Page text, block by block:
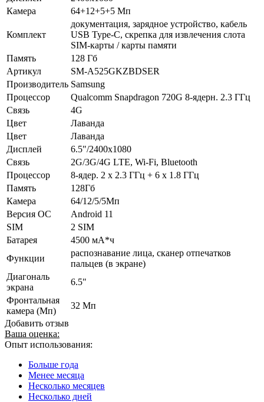
Камера
64+12+5+5 Мп
Комплект
документация, зарядное устройство, кабель
USB Type-C, скрепка для извлечения слота
SIM-карты / карты памяти
Память
128 Гб
Артикул
SM-A525GKZBDSER
Производитель Samsung
Процессор
Qualcomm Snapdragon 720G 8-ядерн. 2.3 ГГц
Связь
4G
Цвет
Лаванда
Цвет
Лаванда
Дисплей
6.5"/2400x1080
Связь
2G/3G/4G LTE, Wi-Fi, Bluetooth
Процессор
8-ядер. 2 x 2.3 ГГц + 6 x 1.8 ГГц
Память
128Гб
Камера
64/12/5/5Мп
Версия ОС
Android 11
SIM
2 SIM
Батарея
4500 мА*ч
Функции
распознавание лица, сканер отпечатков
пальцев (в экране)
Диагональ
экрана
6.5"
Фронтальная
камера (Мп)
32 Мп
Добавить отзыв
Ваша оценка:
Опыт использования:
Больше года
Менее месяца
Несколько месяцев
Несколько дней